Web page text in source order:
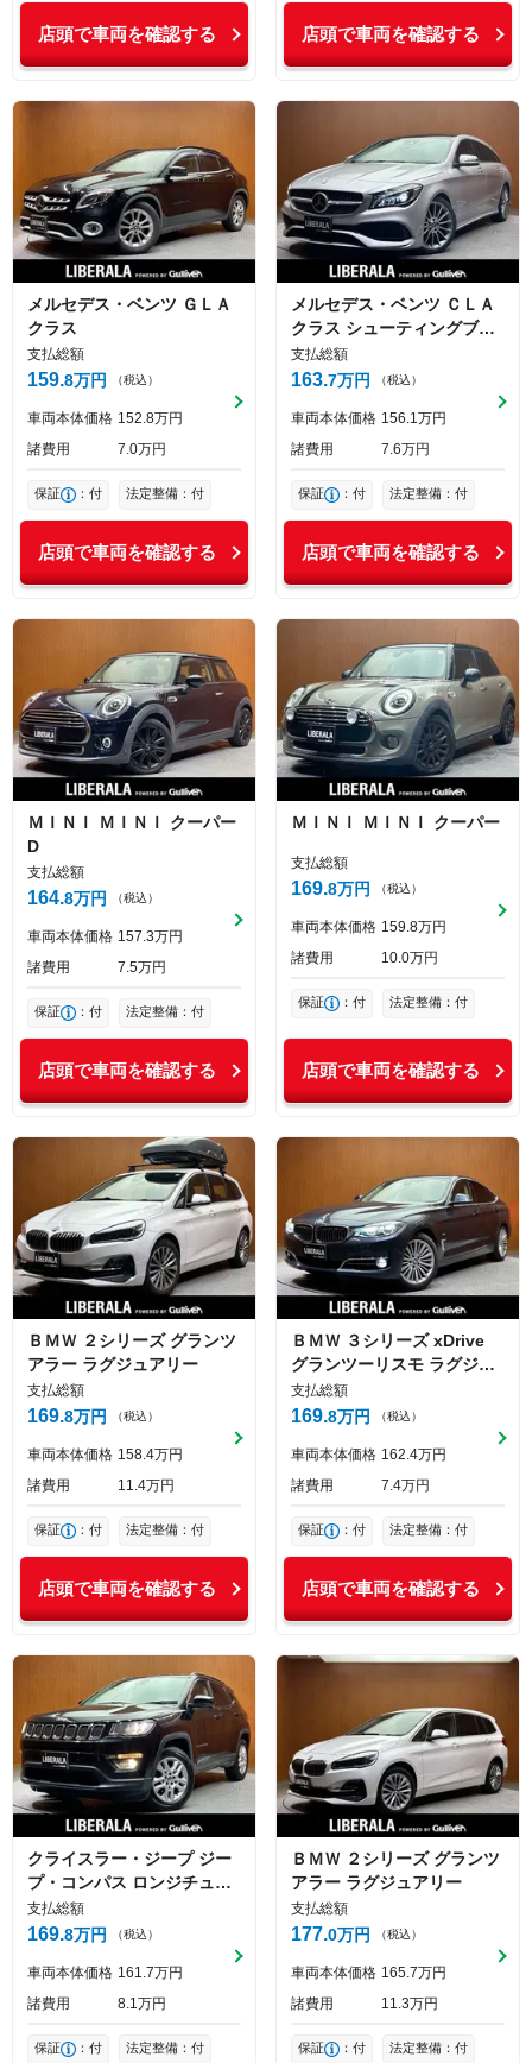
店頭で車両を確認する 店頭で車両を確認する
メルセデス・ベンツ ＧＬＡ
クラス
支払総額
159 8万円 （税込）
車両本体価格 152 8万円
諸費用
7 0万円
保証 ：付 法定整備：付
店頭で車両を確認する
メルセデス・ベンツ ＣＬＡ
クラス シューティングブレ
ーク Sブレイク
支払総額
163 7万円 （税込）
車両本体価格 156 1万円
諸費用
7 6万円
保証 ：付 法定整備：付
店頭で車両を確認する
ＭＩＮＩ ＭＩＮＩ
クーパー
D
支払総額
164 8万円 （税込）
車両本体価格 157 3万円
諸費用
7 5万円
保証 ：付 法定整備：付
店頭で車両を確認する
ＭＩＮＩ ＭＩＮＩ クーパー
支払総額
169 8万円 （税込）
車両本体価格 159 8万円
諸費用
10 0万円
保証 ：付 法定整備：付
店頭で車両を確認する
ＢＭＷ ２シリーズ グランツ
アラー ラグジュアリー
支払総額
169 8万円 （税込）
車両本体価格 158 4万円
諸費用
11 4万円
保証 ：付 法定整備：付
店頭で車両を確認する
ＢＭＷ ３シリーズ xDrive
グランツーリスモ ラグジュ
アリー
支払総額
169 8万円 （税込）
車両本体価格 162 4万円
諸費用
7 4万円
保証 ：付 法定整備：付
店頭で車両を確認する
クライスラー・ジープ ジー
プ・コンパス ロンジチュー
ド
支払総額
169 8万円 （税込）
車両本体価格 161 7万円
諸費用
8 1万円
保証 ：付 法定整備：付
ＢＭＷ ２シリーズ グランツ
アラー ラグジュアリー
支払総額
177 0万円 （税込）
車両本体価格 165 7万円
諸費用
11 3万円
保証 ：付 法定整備：付